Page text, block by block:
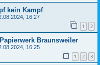
kein Kampf
16:27
1 2
Braunsweiler
16:25
1 2 3